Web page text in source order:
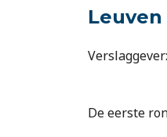
Leuven
De eerste